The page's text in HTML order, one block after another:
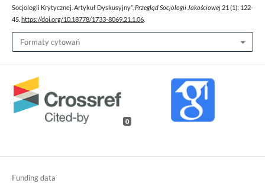
Socjologii Krytycznej. Artykuł Dyskusyjny”. Przegląd Socjologii Jakościowej 21 (1): 122-
45. https://doi.org/10.18778/1733-8069.21.1.06
Formaty cytowań
0
Funding data